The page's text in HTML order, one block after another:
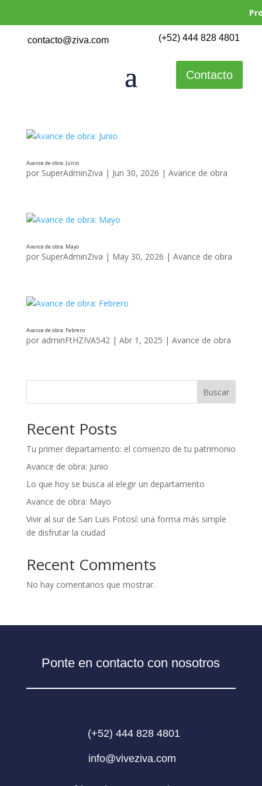
contacto@ziva.com (+52) 444 828 4801
Contacto
Avance de obra: Junio
por SuperAdminZiva | Jun 30, 2026 | Avance de obra
Avance de obra: Mayo
por SuperAdminZiva | May 30, 2026 | Avance de obra
Avance de obra: Febrero
por adminFtHZIVA542| Abr 1, 2025 | Avance de obra
Buscar
Recent Posts
Tu primer departamento: el comienzo de tu patrimonio
Avance de obra: Junio
Lo que hoy se busca al elegir un departamento
Avance de obra: Mayo
Vivir al sur de San Luis Potosí: una forma más simple
de disfrutar la ciudad
Recent Comments
No hay comentarios que mostrar.
Ponte en contacto con nosotros
(+52) 444 828 4801
info@viveziva.com ​